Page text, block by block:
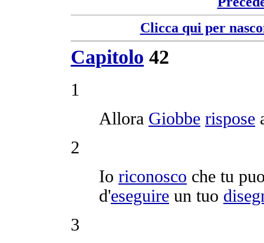
Clicca qui per
Capitolo 42
1
Allora Giobbe rispose
2
Io riconosco che tu
d'eseguire un tuo
3